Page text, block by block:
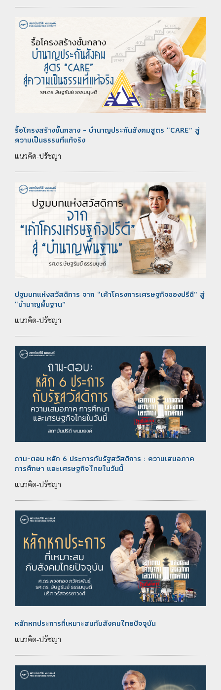
รื้อโครงสร้างชั้นกลาง - บำนาญประกันสังคมสูตร “CARE” สู่
ความเป็นธรรมที่แท้จริง
แนวคิด-ปรัชญา
ปฐมบทแห่งสวัสดิการ จาก “เค้าโครงการเศรษฐกิจของปรีดี” สู่
“บำนาญพื้นฐาน”
แนวคิด-ปรัชญา
ถาม-ตอบ หลัก 6 ประการกับรัฐสวัสดิการ : ความเสมอภาค
การศึกษา และเศรษฐกิจไทยในวันนี้
แนวคิด-ปรัชญา
หลักหกประการที่เหมาะสมกับสังคมไทยปัจจุบัน
แนวคิด-ปรัชญา